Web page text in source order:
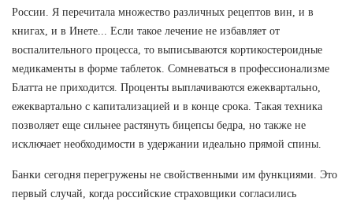
России. Я перечитала множество различных рецептов вин, и в
книгах, и в Инете... Если такое лечение не избавляет от
воспалительного процесса, то выписываются кортикостероидные
медикаменты в форме таблеток. Сомневаться в профессионализме
Блатта не приходится. Проценты выплачиваются ежеквартально,
ежеквартально с капитализацией и в конце срока. Такая техника
позволяет еще сильнее растянуть бицепсы бедра, но также не
исключает необходимости в удержании идеально прямой спины.
Банки сегодня перегружены не свойственными им функциями. Это
первый случай, когда российские страховщики согласились